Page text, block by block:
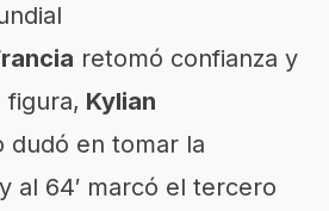
retomó confianza y
figura, Kylian
dudó en tomar la
al 64′ marcó el tercero